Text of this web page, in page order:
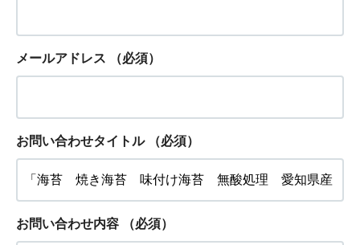
メールアドレス （必須）
お問い合わせタイトル （必須）
お問い合わせ内容 （必須）